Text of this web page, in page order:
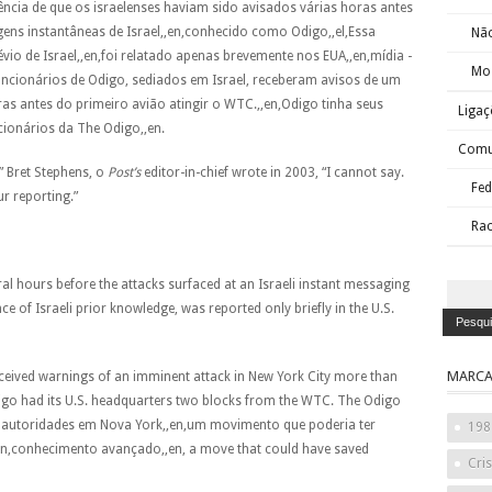
de que os israelenses haviam sido avisados ​​várias horas antes
instantâneas de Israel,,en,conhecido como Odigo,,el,Essa
de Israel,,en,foi relatado apenas brevemente nos EUA,,en,mídia -
de Odigo, sediados em Israel, receberam avisos de um
antes do primeiro avião atingir o WTC.,,en,Odigo tinha seus
da The Odigo,,en.
Stephens, o Post’seditor-in-chief wrote in 2003, “I cannot say.
reporting.”
hours before the attacks surfaced at an Israeli instant messaging
of Israeli prior knowledge, was reported only briefly in the U.S.
warnings of an imminent attack in New York City more than
had its U.S. headquarters two blocks from the WTC. The Odigo
em Nova York,,en,um movimento que poderia ter
avançado,,en, a move that could have saved